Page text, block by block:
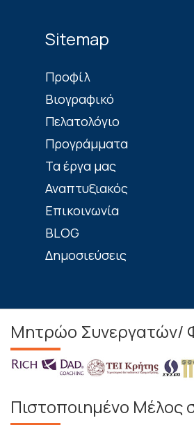
Sitemap
Πρoφίλ
Βιογραφικό
Πελατολόγιο
Προγράμματα
Τα έργα μας
Αναπτυξιακός
Επικοινωνία
BLOG
Δημοσιεύσεις
Μητρώο Συνεργατών/
Πιστοποιημένο Μέλος